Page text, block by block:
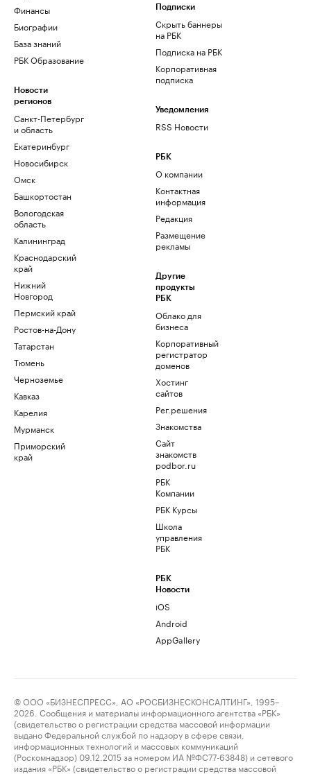
Финансы
Биографии
База знаний
РБК Образование
Новости
регионов
Санкт-Петербург
и область
Екатеринбург
Новосибирск
Омск
Башкортостан
Вологодская
область
Калининград
Краснодарский
край
Нижний
Новгород
Пермский край
Ростов-на-Дону
Татарстан
Тюмень
Черноземье
Кавказ
Карелия
Мурманск
Приморский
край
Подписки
Скрыть баннеры
на РБК
Подписка на РБК
Корпоративная
подписка
Уведомления
RSS Новости
РБК
О компании
Контактная
информация
Редакция
Размещение
рекламы
Другие
продукты
РБК
Облако для
бизнеса
Корпоративный
регистратор
доменов
Хостинг
сайтов
Рег.решения
Знакомства
Сайт
знакомств
podbor.ru
РБК
Компании
РБК Курсы
Школа
управления
РБК
РБК
Новости
iOS
Android
AppGallery
© ООО «БИЗНЕСПРЕСС», АО «РОСБИЗНЕСКОНСАЛТИНГ», 1995–
2026. Сообщения и материалы информационного агентства «РБК»
(свидетельство о регистрации средства массовой информации
выдано Федеральной службой по надзору в сфере связи,
информационных технологий и массовых коммуникаций
(Роскомнадзор) 09.12.2015 за номером ИА №ФС77-63848) и сетевого
издания «РБК» (свидетельство о регистрации средства массовой